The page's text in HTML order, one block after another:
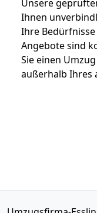
Unsere
Ihnen
Ihre
Angebote sind
Sie einen
außerhalb Ihres